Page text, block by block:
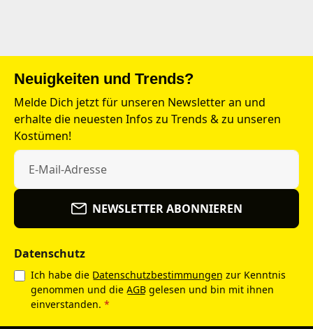
Neuigkeiten und Trends?
Melde Dich jetzt für unseren Newsletter an und
erhalte die neuesten Infos zu Trends & zu unseren
Kostümen!
NEWSLETTER ABONNIEREN
Datenschutz
Ich habe die Datenschutzbestimmungen zur Kenntnis
genommen und die AGB gelesen und bin mit ihnen
einverstanden. *